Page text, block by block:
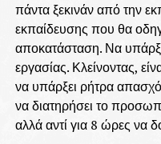
πάντα ξεκινάν από την
εκπαίδευσης που θα
αποκατάσταση. Να
εργασίας. Κλείνοντας,
να υπάρξει ρήτρα
να διατηρήσει το
αλλά αντί για 8 ώρες να